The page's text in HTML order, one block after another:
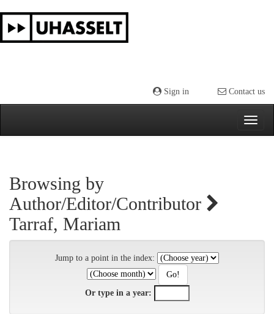
navigation
Sign in Contact us
Browsing by
Author/Editor/Contributor
Tarraf, Mariam
Jump to a point in the index:
Or type in a year: